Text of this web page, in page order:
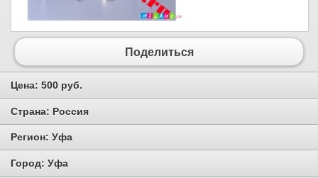
Поделиться
Цена: 500 руб.
Страна: Россия
Регион: Уфа
Город: Уфа